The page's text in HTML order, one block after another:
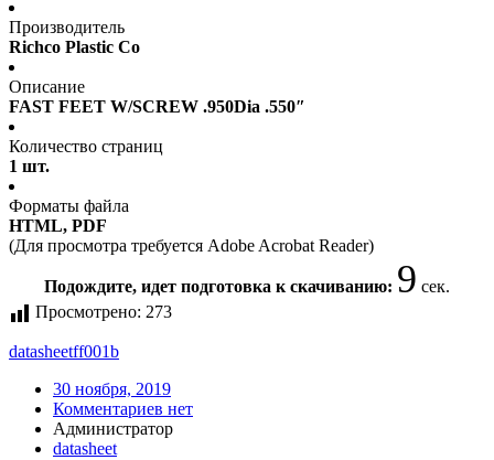
Производитель
Richco Plastic Co
Описание
FAST FEET W/SCREW .950Dia .550″
Количество страниц
1 шт.
Форматы файла
HTML, PDF
(Для просмотра требуется Adobe Acrobat Reader)
Подождите, идет подготовка к скачиванию: 9 сек.
Просмотрено: 273
datasheetff001b
30 ноября, 2019
Комментариев нет
Администратор
datasheet